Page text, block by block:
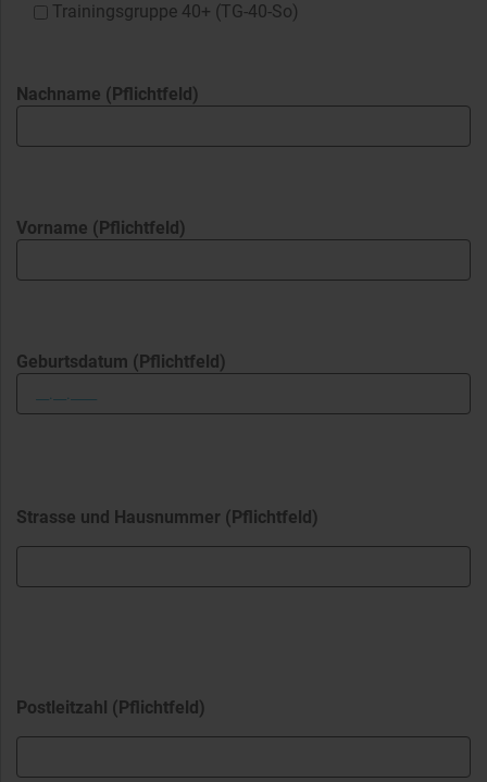
Trainingsgruppe 40+ (TG-40-So)
Nachname (Pflichtfeld)
Vorname (Pflichtfeld)
Geburtsdatum (Pflichtfeld)
Strasse und Hausnummer (Pflichtfeld)
Postleitzahl (Pflichtfeld)